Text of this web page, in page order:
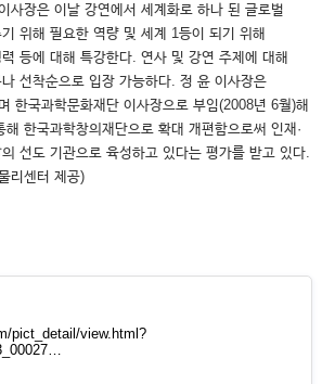
사장은 이날 강연에서 세계화로 하나 된 글로벌
위해 필요한 역량 및 세계 1등이 되기 위해
등에 대해 특강한다. 연사 및 강연 주제에 대해
선착순으로 입장 가능하다. 정 윤 이사장은
한국과학문화재단 이사장으로 부임(2008년 6월)해
해 한국과학창의재단으로 확대 개편함으로써 인재·
선도 기관으로 육성하고 있다는 평가를 받고 있다.
리센터 제공)
pict_detail/view.html?